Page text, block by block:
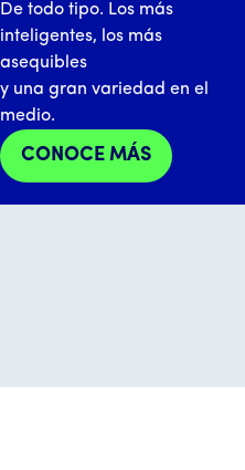
De todo tipo. Los más
inteligentes, los más
asequibles
y una gran variedad en el
medio.
CONOCE MÁS